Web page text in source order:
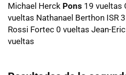
Michael Herck Pons 19 vueltas
vueltas Nathanael Berthon ISR
Rossi Fortec 0 vueltas Jean-
vueltas